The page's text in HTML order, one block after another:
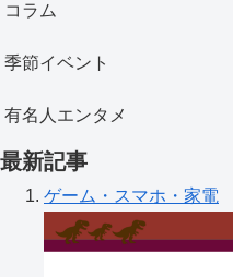
コラム
季節イベント
有名人エンタメ
最新記事
ゲーム・スマホ・家電